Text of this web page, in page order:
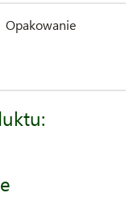
Opakowanie